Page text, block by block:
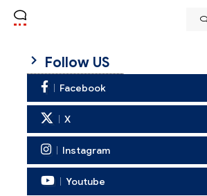
Follow US
Facebook
X
Instagram
Youtube